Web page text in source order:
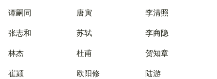
谭嗣同
唐寅
李清照
张志和
苏轼
李商隐
林杰
杜甫
贺知章
崔颢
欧阳修
陆游